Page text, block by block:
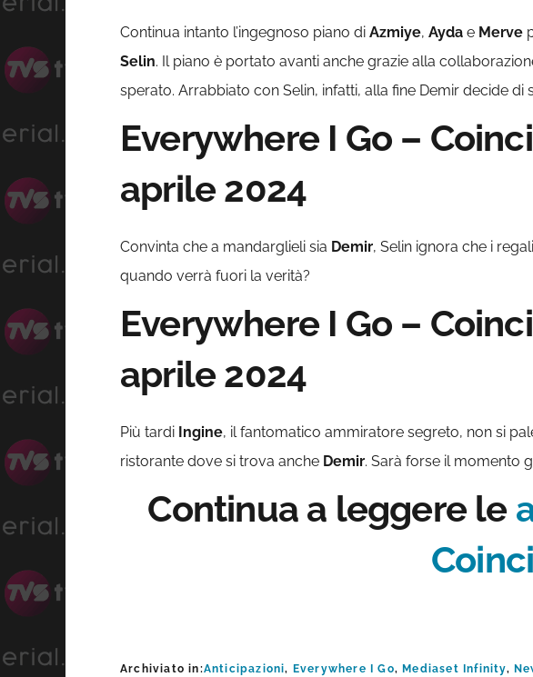
Continua intanto l’ingegnoso piano di Azmiye, Ayda e Merve
Selin. Il piano è portato avanti anche grazie alla
sperato. Arrabbiato con Selin, infatti, alla fine Demir decide
Everywhere I Go –
aprile 2024
Convinta che a mandarglieli sia Demir, Selin ignora che i
quando verrà fuori la verità?
Everywhere I Go –
aprile 2024
Più tardi Ingine, il fantomatico ammiratore segreto, non si
ristorante dove si trova anche Demir. Sarà forse il momento
Continua a leggere le
Archiviato in:Anticipazioni, Everywhere I Go, Mediaset Infinity,